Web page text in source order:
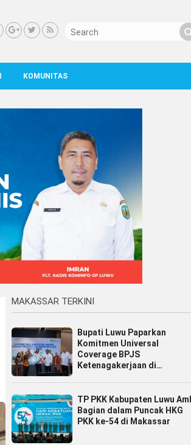
KOMUNITAS
MAKASSAR TERKINI
Bupati Luwu Paparkan
Komitmen Universal
Coverage BPJS
Ketenagakerjaan di
TP PKK Kabupaten Luwu
Bagian dalam Puncak HKG
PKK ke-54 di Makassar